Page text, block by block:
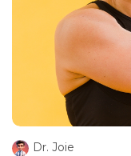
Dr. Joie